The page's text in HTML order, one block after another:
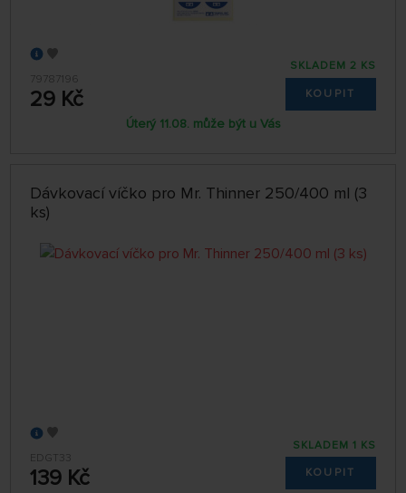
79787196
29 Kč
SKLADEM 2 KS
KOUPIT
Úterý 11.08. může být u Vás
Dávkovací víčko pro Mr. Thinner 250/400 ml (3
ks)
EDGT33
139 Kč
SKLADEM 1 KS
KOUPIT